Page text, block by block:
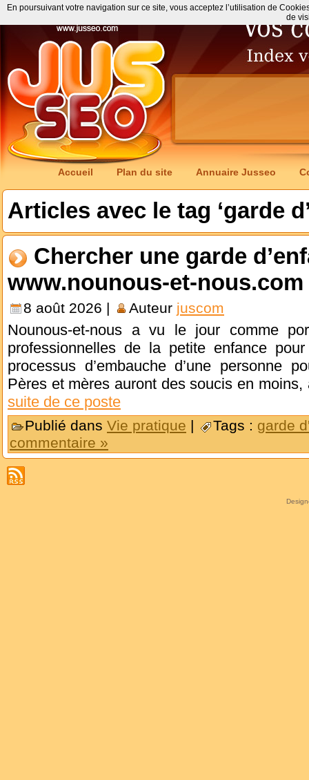
Accueil Plan du site Annuaire Jusseo
Articles avec le tag ‘garde
Chercher une garde
www.nounous-et-nous.com
8 août 2026 | Auteur juscom
Nounous-et-nous a vu le jour comme
professionnelles de la petite enfance
processus d’embauche d’une personne
Pères et mères auront des soucis en
suite de ce poste
Publié dans Vie pratique | Tags : garde
commentaire »
En poursuivant votre navigation sur ce site, vous acceptez l’utilisation de
de